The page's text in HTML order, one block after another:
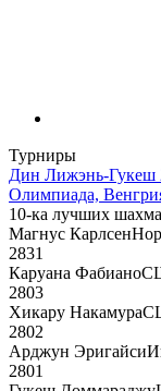
Турниры
Дин Лижэнь-Гукеш
Олимпиада,
10-ка лучших
Магнус Карлсен
2831
Каруана Фабиано
2803
Хикару Накамура
2802
Арджун Эригайси
2801